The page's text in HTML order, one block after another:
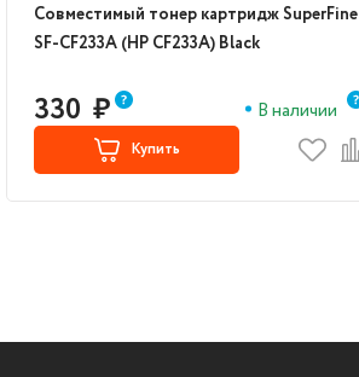
Совместимый тонер картридж SuperFine
SF-CF233A (HP CF233A) Black
330 ₽ В наличии
Купить